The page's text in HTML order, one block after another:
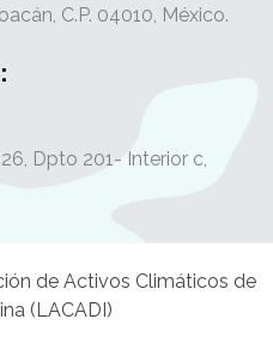
C.P. 04010, México.
Dpto 201- Interior c,
de Activos Climáticos de
(LACADI)